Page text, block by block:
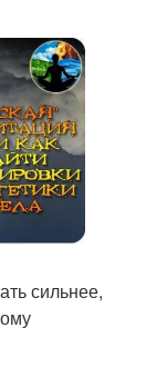
сильнее,